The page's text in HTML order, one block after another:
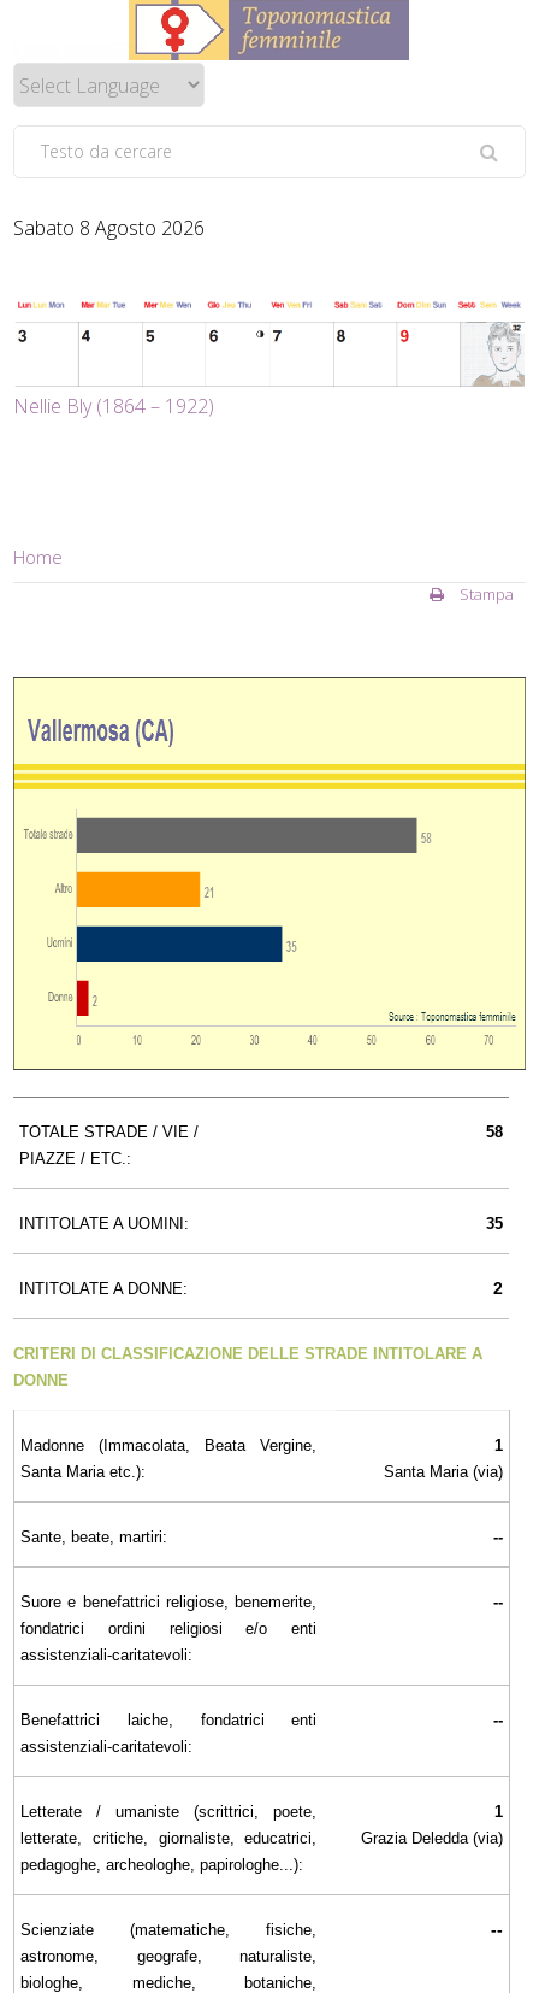
Sabato 8 Agosto 2026
Nellie Bly (1864 – 1922)
Home
Stampa
TOTALE STRADE / VIE /
PIAZZE / ETC.:
58
INTITOLATE A UOMINI: 35
INTITOLATE A DONNE: 2
CRITERI DI CLASSIFICAZIONE DELLE STRADE INTITOLARE A
DONNE
Madonne (Immacolata, Beata Vergine,
Santa Maria etc.):
1
Santa Maria (via)
Sante, beate, martiri: --
Suore e benefattrici religiose, benemerite,
fondatrici ordini religiosi e/o enti
assistenziali-caritatevoli:
--
Benefattrici laiche, fondatrici enti
assistenziali-caritatevoli:
--
Letterate / umaniste (scrittrici, poete,
letterate, critiche, giornaliste, educatrici,
pedagoghe, archeologhe, papirologhe...):
1
Grazia Deledda (via)
Scienziate (matematiche, fisiche,
astronome, geografe, naturaliste,
biologhe, mediche, botaniche,
--